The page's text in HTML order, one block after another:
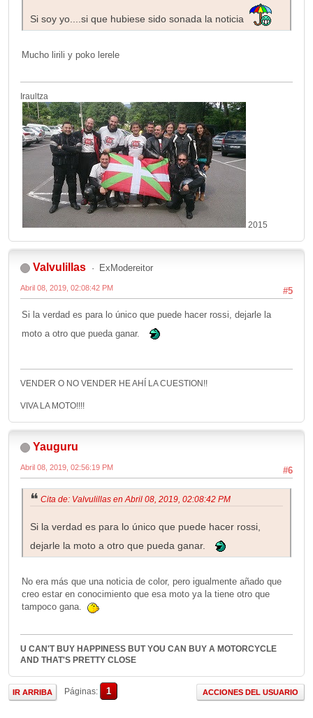
Si soy yo....si que hubiese sido sonada la noticia
Mucho lirili y poko lerele
Iraultza
2015
Valvulillas ExModereitor
#5
Abril 08, 2019, 02:08:42 PM
Si la verdad es para lo único que puede hacer rossi, dejarle la
moto a otro que pueda ganar.
VENDER O NO VENDER HE AHÍ LA CUESTION!!
VIVA LA MOTO!!!!
Yauguru
#6
Abril 08, 2019, 02:56:19 PM
Cita de: Valvulillas en Abril 08, 2019, 02:08:42 PM
Si la verdad es para lo único que puede hacer rossi,
dejarle la moto a otro que pueda ganar.
No era más que una noticia de color, pero igualmente añado que
creo estar en conocimiento que esa moto ya la tiene otro que
tampoco gana.
U CAN'T BUY HAPPINESS BUT YOU CAN BUY A MOTORCYCLE
AND THAT'S PRETTY CLOSE
IR ARRIBA Páginas 1 ACCIONES DEL USUARIO